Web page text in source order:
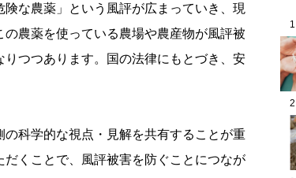
な農薬」という風評が広まっていき、現
農薬を使っている農場や農産物が風評被
つつあります。国の法律にもとづき、安
科学的な視点・見解を共有することが重
くことで、風評被害を防ぐことにつなが
1
2